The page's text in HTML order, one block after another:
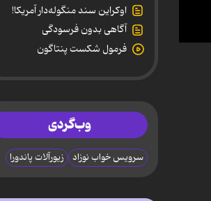
0
اوکراین سند منگوله‌دار آمریکا!
آگاهی بدون فرسودگی
فرمول شکست پنتاگون
وب‌گردی
سرویس خواب نوزاد زیورآلات پاندورا